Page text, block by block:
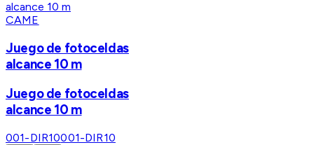
CAME
Juego de fotoceldas
alcance 10 m
Juego de fotoceldas
alcance 10 m
001-DIR10001-DIR10